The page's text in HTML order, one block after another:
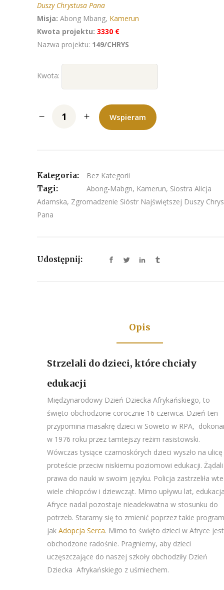
Duszy Chrystusa Pana
Misja: Abong Mbang, Kamerun
Kwota projektu: 3330 €
Nazwa projektu: 149/CHRYS
Kwota:
Wspieram
Kategoria:
Bez Kategorii
Tagi:
Abong-Mabgn, Kamerun, Siostra Alicja
Adamska, Zgromadzenie Sióstr Najświętszej Duszy
Pana
Udostępnij:
Opis
Strzelali do dzieci, które chciały
edukacji
Międzynarodowy Dzień Dziecka Afrykańskiego, to
święto obchodzone corocznie 16 czerwca. Dzień ten
przypomina masakrę dzieci w Soweto w RPA,
w 1976 roku przez tamtejszy reżim rasistowski.
Wówczas tysiące czarnoskórych dzieci wyszło na
proteście przeciw niskiemu poziomowi edukacji. Żądali
prawa do nauki w swoim języku. Policja zastrzeliła
wiele chłopców i dziewcząt. Mimo upływu lat,
Afryce nadal pozostaje nieadekwatna w stosunku do
potrzeb. Staramy się to zmienić poprzez takie
jak Adopcja Serca. Mimo to święto dzieci w Afryce jest
obchodzone radośnie. Pragniemy, aby dzieci
uczęszczające do naszej szkoły obchodziły Dzień
Dziecka Afrykańskiego z uśmiechem.